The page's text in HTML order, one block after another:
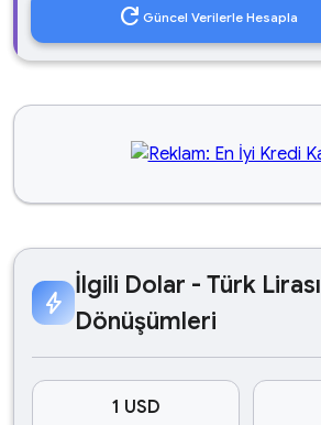
refresh Güncel Verilerle Hesapla
bolt
İlgili Dolar - Türk Lirası
Dönüşümleri
1 USD